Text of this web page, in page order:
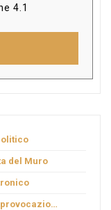
4.1
del Muro